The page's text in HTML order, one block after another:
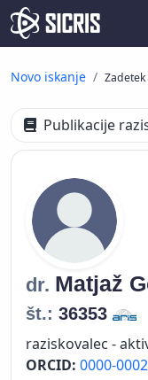
Novo iskanje Zadetek
Publikacije
dr. Matjaž
št.: 36353
raziskovalec -
ORCID: 0000-